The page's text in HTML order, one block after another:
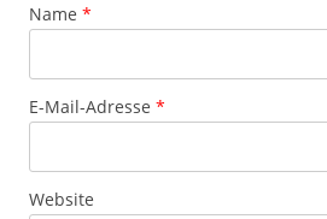
Name *
E-Mail-Adresse *
Website